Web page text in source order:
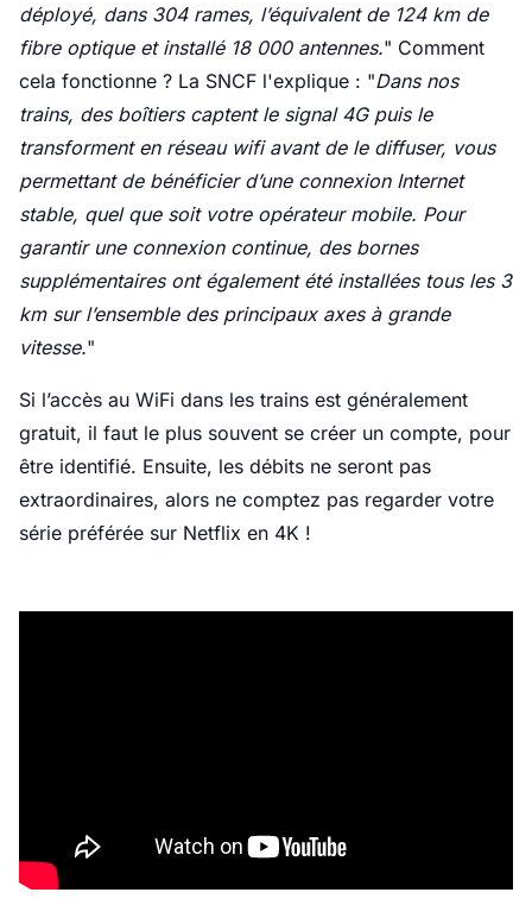
déployé, dans 304 rames, l’équivalent de 124 km de
fibre optique et installé 18 000 antennes." Comment
cela fonctionne ? La SNCF l'explique : "Dans nos
trains, des boîtiers captent le signal 4G puis le
transforment en réseau wifi avant de le diffuser, vous
permettant de bénéficier d’une connexion Internet
stable, quel que soit votre opérateur mobile. Pour
garantir une connexion continue, des bornes
supplémentaires ont également été installées tous les 3
km sur l’ensemble des principaux axes à grande
vitesse."
Si l’accès au WiFi dans les trains est généralement
gratuit, il faut le plus souvent se créer un compte, pour
être identifié. Ensuite, les débits ne seront pas
extraordinaires, alors ne comptez pas regarder votre
série préférée sur Netflix en 4K !